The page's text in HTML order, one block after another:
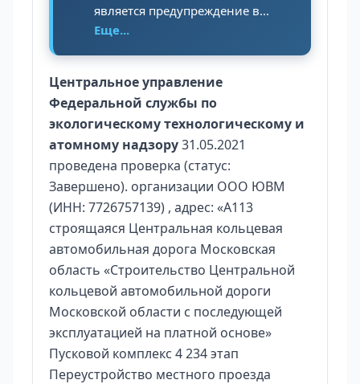
является предупреждение в...
Еще...
Центральное управление
Федеральной службы по
экологическому технологическому и
атомному надзору31.05.2021
проведена проверка (статус:
Завершено). организации ООО ЮВМ
(ИНН: 7726757139) , адрес: «А113
строящаяся Центральная кольцевая
автомобильная дорога Московская
область «Строительство Центральной
кольцевой автомобильной дороги
Московской области с последующей
эксплуатацией на платной основе»
Пусковой комплекс 4 234 этап
Переустройство местного проезда